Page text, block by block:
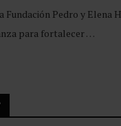
Fundación Pedro y Elena
para fortalecer …